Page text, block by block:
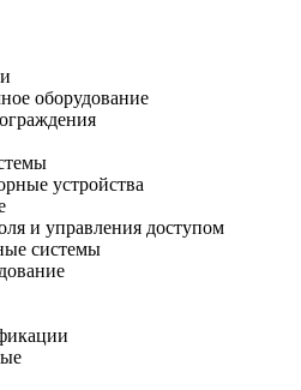
оборудование
устройства
и управления доступом
системы